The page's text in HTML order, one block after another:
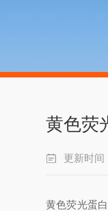
黄色荧
更新时间
黄色荧光蛋